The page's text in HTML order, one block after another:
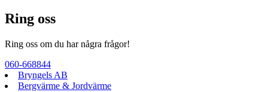
Ring oss
Ring oss om du har några frågor!
060-668844
Bryngels AB
Bergvärme & Jordvärme